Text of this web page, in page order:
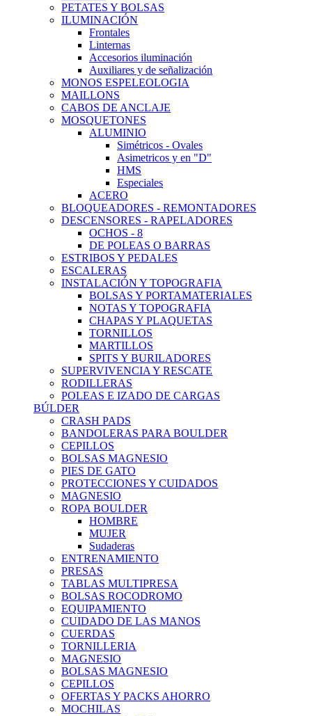
PETATES Y BOLSAS
ILUMINACIÓN
Frontales
Linternas
Accesorios iluminación
Auxiliares y de señalización
MONOS ESPELEOLOGIA
MAILLONS
CABOS DE ANCLAJE
MOSQUETONES
ALUMINIO
Simétricos - Ovales
Asimetricos y en "D"
HMS
Especiales
ACERO
BLOQUEADORES - REMONTADORES
DESCENSORES - RAPELADORES
OCHOS - 8
DE POLEAS O BARRAS
ESTRIBOS Y PEDALES
ESCALERAS
INSTALACIÓN Y TOPOGRAFIA
BOLSAS Y PORTAMATERIALES
NOTAS Y TOPOGRAFIA
CHAPAS Y PLAQUETAS
TORNILLOS
MARTILLOS
SPITS Y BURILADORES
SUPERVIVENCIA Y RESCATE
RODILLERAS
POLEAS E IZADO DE CARGAS
BÚLDER
CRASH PADS
BANDOLERAS PARA BOULDER
CEPILLOS
BOLSAS MAGNESIO
PIES DE GATO
PROTECCIONES Y CUIDADOS
MAGNESIO
ROPA BOULDER
HOMBRE
MUJER
Sudaderas
ENTRENAMIENTO
PRESAS
TABLAS MULTIPRESA
BOLSAS ROCODROMO
EQUIPAMIENTO
CUIDADO DE LAS MANOS
CUERDAS
TORNILLERIA
MAGNESIO
BOLSAS MAGNESIO
CEPILLOS
OFERTAS Y PACKS AHORRO
MOCHILAS